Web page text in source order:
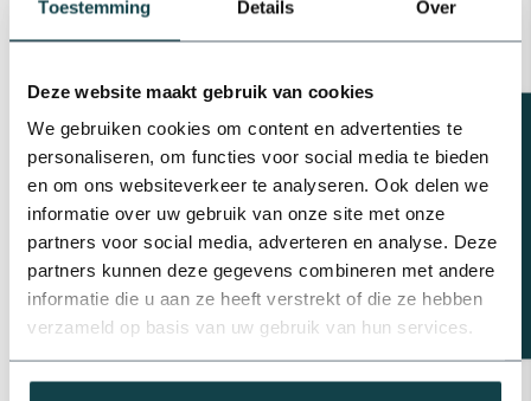
Toestemming Details Over
Deze website maakt gebruik van cookies
We gebruiken cookies om content en advertenties te
personaliseren, om functies voor social media te bieden
en om ons websiteverkeer te analyseren. Ook delen we
informatie over uw gebruik van onze site met onze
partners voor social media, adverteren en analyse. Deze
partners kunnen deze gegevens combineren met andere
informatie die u aan ze heeft verstrekt of die ze hebben
verzameld op basis van uw gebruik van hun services.
aansluiten Rainbird
sproeiers
€24,50
Levering binnen 1-3
Rainbird 5004 Plus PC
€16,09
Levering binnen 1-3
Beregeningsplan?